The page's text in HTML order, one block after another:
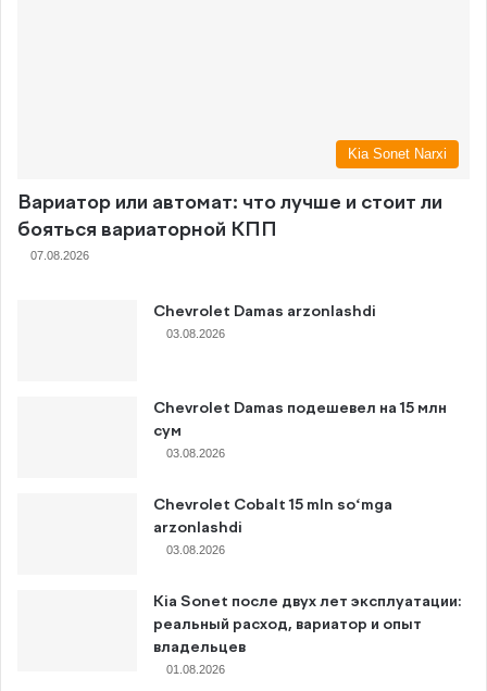
Kia Sonet Narxi
Вариатор или автомат: что лучше и стоит ли
бояться вариаторной КПП
07.08.2026
Chevrolet Damas arzonlashdi
03.08.2026
Chevrolet Damas подешевел на 15 млн
сум
03.08.2026
Chevrolet Cobalt 15 mln so‘mga
arzonlashdi
03.08.2026
Kia Sonet после двух лет эксплуатации:
реальный расход, вариатор и опыт
владельцев
01.08.2026